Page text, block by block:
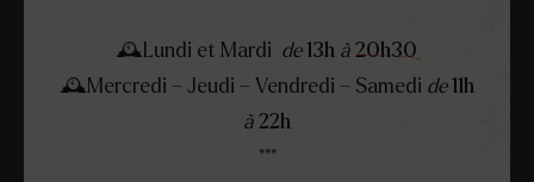
🕰Lundi et Mardi de13h à 20h30
🕰Mercredi – Jeudi – Vendredi – Samedi de11h
à 22h
***